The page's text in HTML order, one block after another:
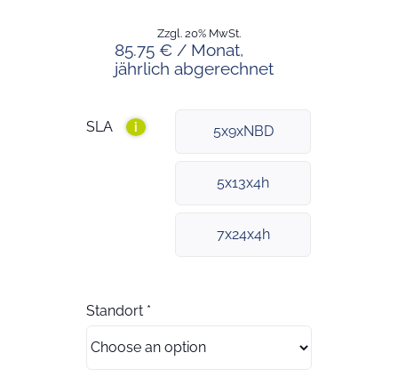
85.75 € / Monat,
jährlich abgerechnet
Zzgl. 20% MwSt.
SLA i 5x9xNBD
5x13x4h
7x24x4h
Standort *